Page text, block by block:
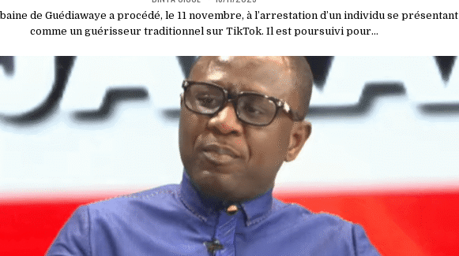
de Guédiawaye a procédé, le 11 novembre, à l’arrestation d’un individu se présentant
comme un guérisseur traditionnel sur TikTok. Il est poursuivi pour…